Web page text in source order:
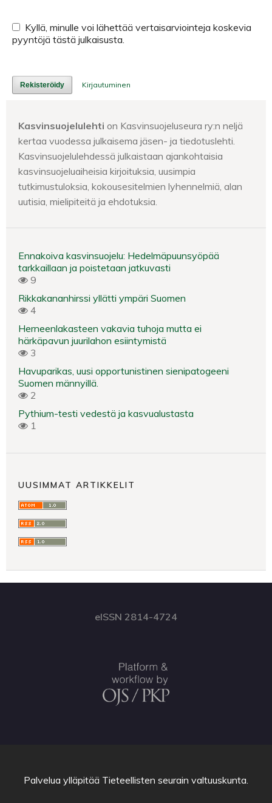
pyyntöjä tästä julkaisusta.
Rekisteröidy Kirjautuminen
Kasvinsuojelulehti on Kasvinsuojeluseura ry:n neljä
kertaa vuodessa julkaisema jäsen- ja tiedotuslehti.
Kasvinsuojelulehdessä julkaistaan ajankohtaisia
kasvinsuojeluaiheisia kirjoituksia, uusimpia
tutkimustuloksia, kokousesitelmien lyhennelmiä, alan
uutisia, mielipiteitä ja ehdotuksia.
Ennakoiva kasvinsuojelu: Hedelmäpuunsyöpää
tarkkaillaan ja poistetaan jatkuvasti
9
Rikkakananhirssi yllätti ympäri Suomen
4
Herneenlakasteen vakavia tuhoja mutta ei
härkäpavun juurilahon esiintymistä
3
Havuparikas, uusi opportunistinen sienipatogeeni
Suomen männyillä.
2
Pythium-testi vedestä ja kasvualustasta
1
UUSIMMAT ARTIKKELIT
eISSN 2814-4724
Palvelua ylläpitää Tieteellisten seurain valtuuskunta.